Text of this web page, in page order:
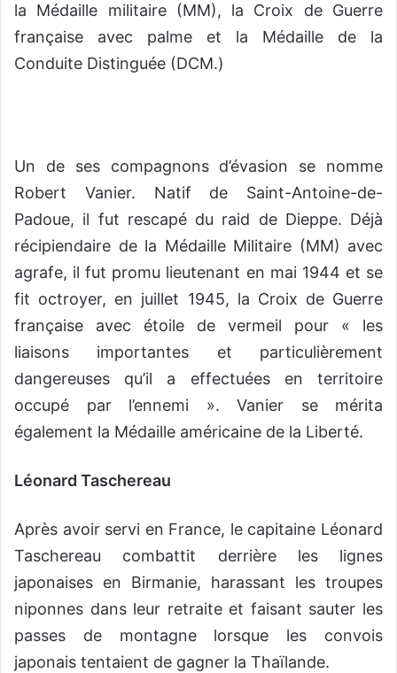
la Médaille militaire (MM), la Croix de Guerre
française avec palme et la Médaille de la
Conduite Distinguée (DCM.)
Un de ses compagnons d’évasion se nomme
Robert Vanier. Natif de Saint-Antoine-de-
Padoue, il fut rescapé du raid de Dieppe. Déjà
récipiendaire de la Médaille Militaire (MM) avec
agrafe, il fut promu lieutenant en mai 1944 et se
fit octroyer, en juillet 1945, la Croix de Guerre
française avec étoile de vermeil pour « les
liaisons importantes et particulièrement
dangereuses qu’il a effectuées en territoire
occupé par l’ennemi ». Vanier se mérita
également la Médaille américaine de la Liberté.
Léonard Taschereau
Après avoir servi en France, le capitaine Léonard
Taschereau combattit derrière les lignes
japonaises en Birmanie, harassant les troupes
niponnes dans leur retraite et faisant sauter les
passes de montagne lorsque les convois
japonais tentaient de gagner la Thaïlande.